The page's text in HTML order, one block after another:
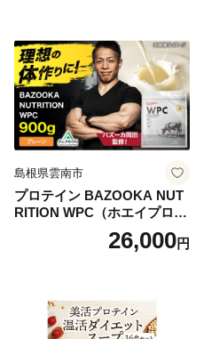
ち 本格おせち おせち予約 年
末 年始 お取り寄せ 新春 贅沢
おせち こだわりおせち 惣菜
老舗おせち ふるさと納税お
せち 御節 お節料理 正月 調理
不要 おせち料理2027
島根県雲南市
プロテイン BAZOOKA NUT
RITION WPC（ホエイプロテ
イン）＜プレーン＞ 900g｜
バズーカ岡田監修・植物由来
ロン [AIEN005]
26,000円